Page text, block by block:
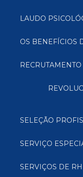
LAUDO
OS
REVOLUCIONANDO RECURSOS HUMANOS: A IMPORTÂNCIA DA TERCEIRIZAÇÃO DE RH - BENEFÍCIOS, REDUÇÃO DE CUSTOS, ACESSO A
SELEÇÃO
SERVIÇO
SERVIÇOS DE